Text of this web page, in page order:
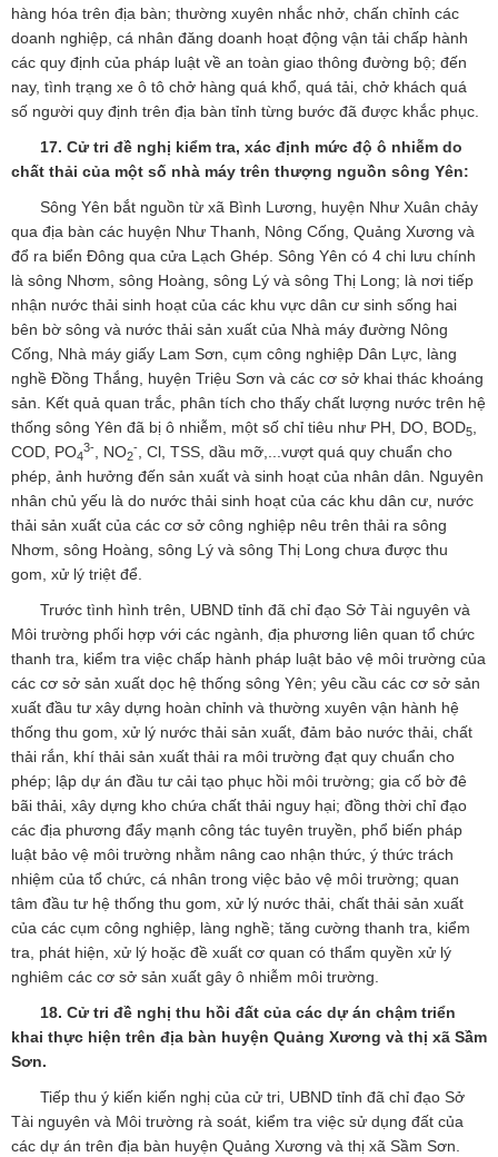
hàng hóa trên địa bàn; thường xuyên nhắc nhở, chấn chỉnh các
doanh nghiệp, cá nhân đăng doanh hoạt động vận tải chấp hành
các quy định của pháp luật về an toàn giao thông đường bộ; đến
nay, tình trạng xe ô tô chở hàng quá khổ, quá tải, chở khách quá
số người quy định trên địa bàn tỉnh từng bước đã được khắc phục.
17. Cử tri đề nghị kiểm tra, xác định mức độ ô nhiễm do
chất thải của một số nhà máy trên thượng nguồn sông Yên:
Sông Yên bắt nguồn từ xã Bình Lương, huyện Như Xuân chảy
qua địa bàn các huyện Như Thanh, Nông Cống, Quảng Xương và
đổ ra biển Đông qua cửa Lạch Ghép. Sông Yên có 4 chi lưu chính
là sông Nhơm, sông Hoàng, sông Lý và sông Thị Long; là nơi tiếp
nhận nước thải sinh hoạt của các khu vực dân cư sinh sống hai
bên bờ sông và nước thải sản xuất của Nhà máy đường Nông
Cống, Nhà máy giấy Lam Sơn, cụm công nghiệp Dân Lực, làng
nghề Đồng Thắng, huyện Triệu Sơn và các cơ sở khai thác khoáng
sản. Kết quả quan trắc, phân tích cho thấy chất lượng nước trên hệ
thống sông Yên đã bị ô nhiễm, một số chỉ tiêu như PH, DO, BOD5,
COD, PO4
3-, NO2
-, Cl, TSS, dầu mỡ,...vượt quá quy chuẩn cho
phép, ảnh hưởng đến sản xuất và sinh hoạt của nhân dân. Nguyên
nhân chủ yếu là do nước thải sinh hoạt của các khu dân cư, nước
thải sản xuất của các cơ sở công nghiệp nêu trên thải ra sông
Nhơm, sông Hoàng, sông Lý và sông Thị Long chưa được thu
gom, xử lý triệt để.
Trước tình hình trên, UBND tỉnh đã chỉ đạo Sở Tài nguyên và
Môi trường phối hợp với các ngành, địa phương liên quan tổ chức
thanh tra, kiểm tra việc chấp hành pháp luật bảo vệ môi trường của
các cơ sở sản xuất dọc hệ thống sông Yên; yêu cầu các cơ sở sản
xuất đầu tư xây dựng hoàn chỉnh và thường xuyên vận hành hệ
thống thu gom, xử lý nước thải sản xuất, đảm bảo nước thải, chất
thải rắn, khí thải sản xuất thải ra môi trường đạt quy chuẩn cho
phép; lập dự án đầu tư cải tạo phục hồi môi trường; gia cố bờ đê
bãi thải, xây dựng kho chứa chất thải nguy hại; đồng thời chỉ đạo
các địa phương đẩy mạnh công tác tuyên truyền, phổ biến pháp
luật bảo vệ môi trường nhằm nâng cao nhận thức, ý thức trách
nhiệm của tổ chức, cá nhân trong việc bảo vệ môi trường; quan
tâm đầu tư hệ thống thu gom, xử lý nước thải, chất thải sản xuất
của các cụm công nghiệp, làng nghề; tăng cường thanh tra, kiểm
tra, phát hiện, xử lý hoặc đề xuất cơ quan có thẩm quyền xử lý
nghiêm các cơ sở sản xuất gây ô nhiễm môi trường.
18. Cử tri đề nghị thu hồi đất của các dự án chậm triển
khai thực hiện trên địa bàn huyện Quảng Xương và thị xã Sầm
Sơn.
Tiếp thu ý kiến kiến nghị của cử tri, UBND tỉnh đã chỉ đạo Sở
Tài nguyên và Môi trường rà soát, kiểm tra việc sử dụng đất của
các dự án trên địa bàn huyện Quảng Xương và thị xã Sầm Sơn.